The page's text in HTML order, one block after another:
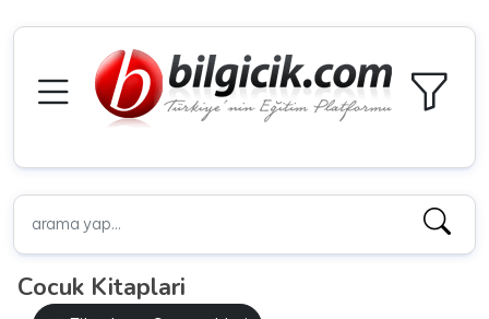
Cocuk Kitaplari